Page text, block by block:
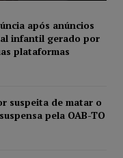
após anúncios
infantil gerado por
plataformas
suspeita de matar o
pela OAB-TO